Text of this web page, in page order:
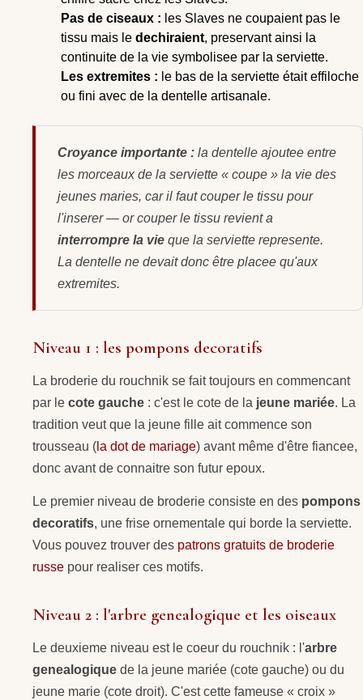
Pas de ciseaux : les Slaves ne coupaient pas le
tissu mais le dechiraient, preservant ainsi la
continuite de la vie symbolisee par la serviette.
Les extremites : le bas de la serviette était effiloche
ou fini avec de la dentelle artisanale.
Croyance importante : la dentelle ajoutee entre
les morceaux de la serviette « coupe » la vie des
jeunes maries, car il faut couper le tissu pour
l'inserer — or couper le tissu revient a
interrompre la vie que la serviette represente.
La dentelle ne devait donc être placee qu'aux
extremites.
Niveau 1 : les pompons decoratifs
La broderie du rouchnik se fait toujours en commencant
par le cote gauche : c'est le cote de la jeune mariée. La
tradition veut que la jeune fille ait commence son
trousseau ( la dot de mariage) avant même d'être fiancee,
donc avant de connaitre son futur epoux.
Le premier niveau de broderie consiste en des pompons
decoratifs, une frise ornementale qui borde la serviette.
Vous pouvez trouver des patrons gratuits de broderie
russe pour realiser ces motifs.
Niveau 2 : l'arbre genealogique et les oiseaux
Le deuxieme niveau est le coeur du rouchnik : l'arbre
genealogique de la jeune mariée (cote gauche) ou du
jeune marie (cote droit). C'est cette fameuse « croix »